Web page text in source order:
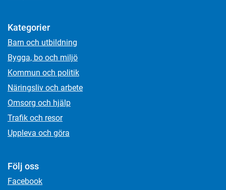
Kategorier
Barn och utbildning
Bygga, bo och miljö
Kommun och politik
Näringsliv och arbete
Omsorg och hjälp
Trafik och resor
Uppleva och göra
Följ oss
Facebook